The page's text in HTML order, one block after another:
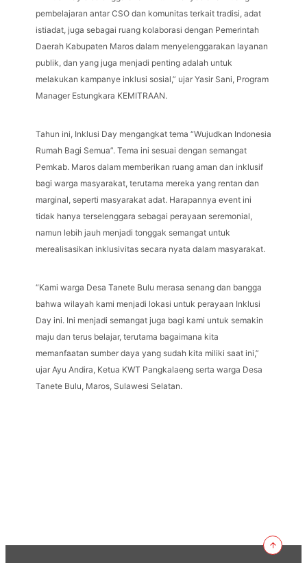
pembelajaran antar CSO dan komunitas terkait tradisi, adat
istiadat, juga sebagai ruang kolaborasi dengan Pemerintah
Daerah Kabupaten Maros dalam menyelenggarakan layanan
publik, dan yang juga menjadi penting adalah untuk
melakukan kampanye inklusi sosial,” ujar Yasir Sani, Program
Manager Estungkara KEMITRAAN.
Tahun ini, Inklusi Day mengangkat tema “Wujudkan Indonesia
Rumah Bagi Semua”. Tema ini sesuai dengan semangat
Pemkab. Maros dalam memberikan ruang aman dan inklusif
bagi warga masyarakat, terutama mereka yang rentan dan
marginal, seperti masyarakat adat. Harapannya event ini
tidak hanya terselenggara sebagai perayaan seremonial,
namun lebih jauh menjadi tonggak semangat untuk
merealisasikan inklusivitas secara nyata dalam masyarakat.
“Kami warga Desa Tanete Bulu merasa senang dan bangga
bahwa wilayah kami menjadi lokasi untuk perayaan Inklusi
Day ini. Ini menjadi semangat juga bagi kami untuk semakin
maju dan terus belajar, terutama bagaimana kita
memanfaatan sumber daya yang sudah kita miliki saat ini,”
ujar Ayu Andira, Ketua KWT Pangkalaeng serta warga Desa
Tanete Bulu, Maros, Sulawesi Selatan.